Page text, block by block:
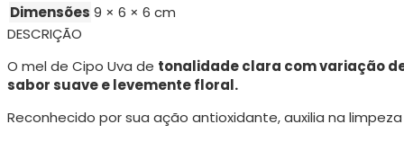
Dimensões 9 × 6 × 6 cm
DESCRIÇÃO
O mel de Cipo Uva de tonalidade clara com variação
sabor suave e levemente floral.
Reconhecido por sua ação antioxidante, auxilia na